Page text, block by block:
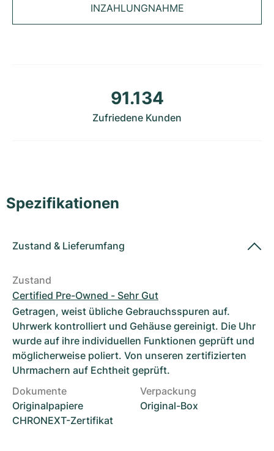
INZAHLUNGNAHME
91.134
Zufriedene Kunden
Spezifikationen
Zustand & Lieferumfang
Zustand
Certified Pre-Owned - Sehr Gut
Getragen, weist übliche Gebrauchsspuren auf.
Uhrwerk kontrolliert und Gehäuse gereinigt. Die Uhr
wurde auf ihre individuellen Funktionen geprüft und
möglicherweise poliert. Von unseren zertifizierten
Uhrmachern auf Echtheit geprüft.
Dokumente
Originalpapiere
CHRONEXT-Zertifikat
Verpackung
Original-Box